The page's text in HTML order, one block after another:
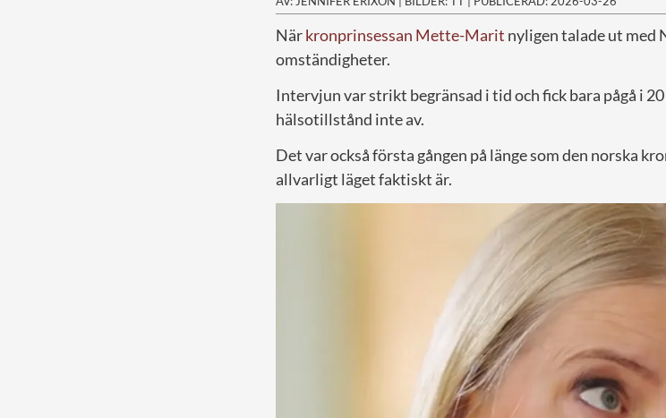
Närkronprinsessan Mette-Marit nyligen talade ut med
omständigheter.
Intervjun var strikt begränsad i tid och fick bara pågå i
hälsotillstånd inte av.
Det var också första gången på länge som den norska
allvarligt läget faktiskt är.